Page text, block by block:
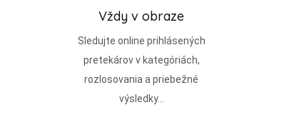
Vždy v obraze
Sledujte online prihlásených
pretekárov v kategóriách,
rozlosovania a priebežné
výsledky...